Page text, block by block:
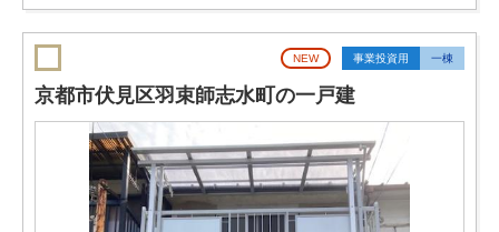
NEW 事業投資用 一棟
京都市伏見区羽束師志水町の一戸建